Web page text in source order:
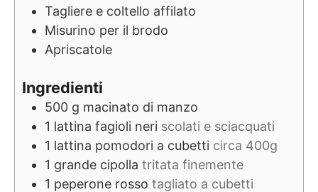
Tagliere e coltello affilato
Misurino per il brodo
Apriscatole
Ingredienti
500 g macinato di manzo
1 lattina fagioli neri scolati e sciacquati
1 lattina pomodori a cubetti circa 400g
1 grande cipolla tritata finemente
1 peperone rosso tagliato a cubetti